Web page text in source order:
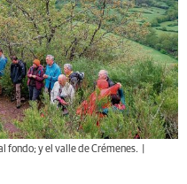
fondo; y el valle de Crémenes. |